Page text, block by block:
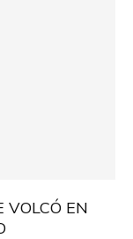
VOLCÓ EN